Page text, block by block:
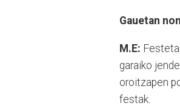
Gauetan
M.E:
garaiko
oroitzapen
festak.